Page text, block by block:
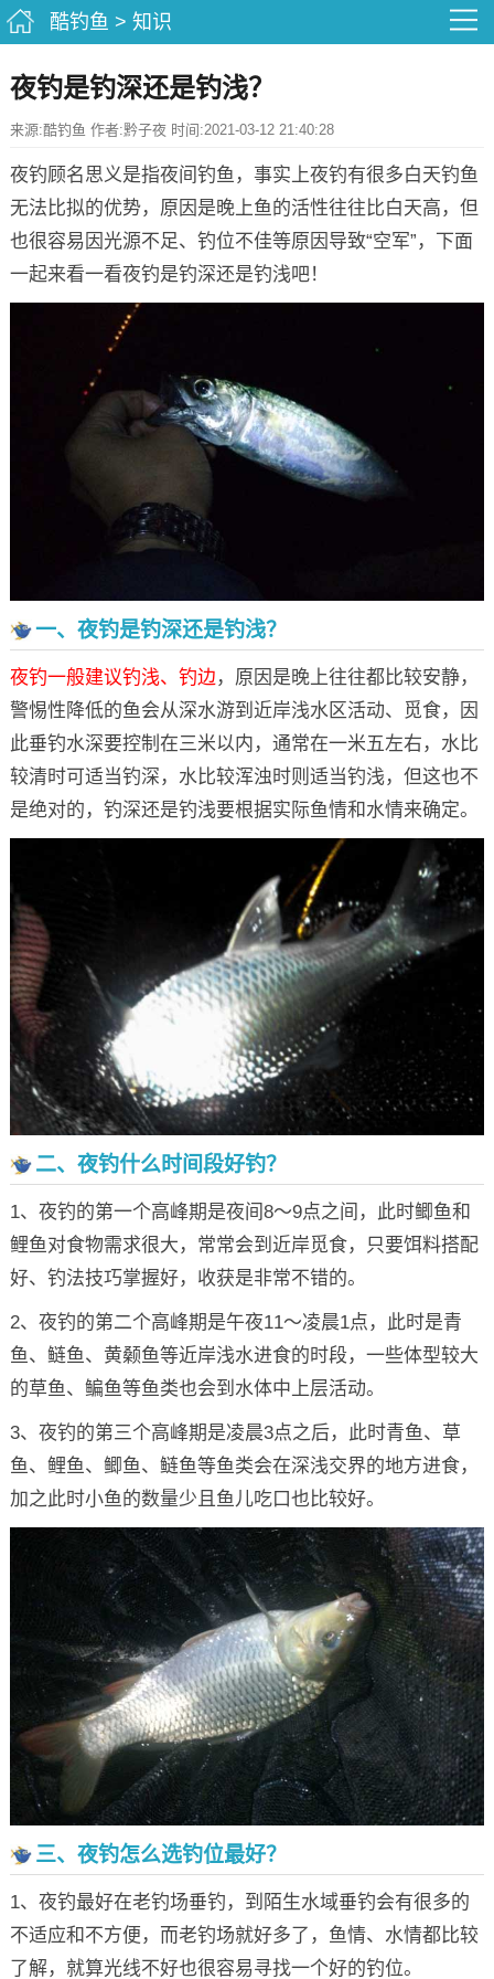
酷钓鱼 > 知识
夜钓是钓深还是钓浅？
来源:酷钓鱼 作者:黔子夜 时间:2021-03-12 21:40:28
夜钓顾名思义是指夜间钓鱼，事实上夜钓有很多白天钓鱼
无法比拟的优势，原因是晚上鱼的活性往往比白天高，但
也很容易因光源不足、钓位不佳等原因导致“空军”，下面
一起来看一看夜钓是钓深还是钓浅吧！
一、夜钓是钓深还是钓浅？
夜钓一般建议钓浅、钓边 ，原因是晚上往往都比较安静，
警惕性降低的鱼会从深水游到近岸浅水区活动、觅食，因
此垂钓水深要控制在三米以内，通常在一米五左右，水比
较清时可适当钓深，水比较浑浊时则适当钓浅，但这也不
是绝对的，钓深还是钓浅要根据实际鱼情和水情来确定。
二、夜钓什么时间段好钓？
1、夜钓的第一个高峰期是夜间8～9点之间，此时鲫鱼和
鲤鱼对食物需求很大，常常会到近岸觅食，只要饵料搭配
好、钓法技巧掌握好，收获是非常不错的。
2、夜钓的第二个高峰期是午夜11～凌晨1点，此时是青
鱼、鲢鱼、黄颡鱼等近岸浅水进食的时段，一些体型较大
的草鱼、鳊鱼等鱼类也会到水体中上层活动。
3、夜钓的第三个高峰期是凌晨3点之后，此时青鱼、草
鱼、鲤鱼、鲫鱼、鲢鱼等鱼类会在深浅交界的地方进食，
加之此时小鱼的数量少且鱼儿吃口也比较好。
三、夜钓怎么选钓位最好？
1、夜钓最好在老钓场垂钓，到陌生水域垂钓会有很多的
不适应和不方便，而老钓场就好多了，鱼情、水情都比较
了解，就算光线不好也很容易寻找一个好的钓位。